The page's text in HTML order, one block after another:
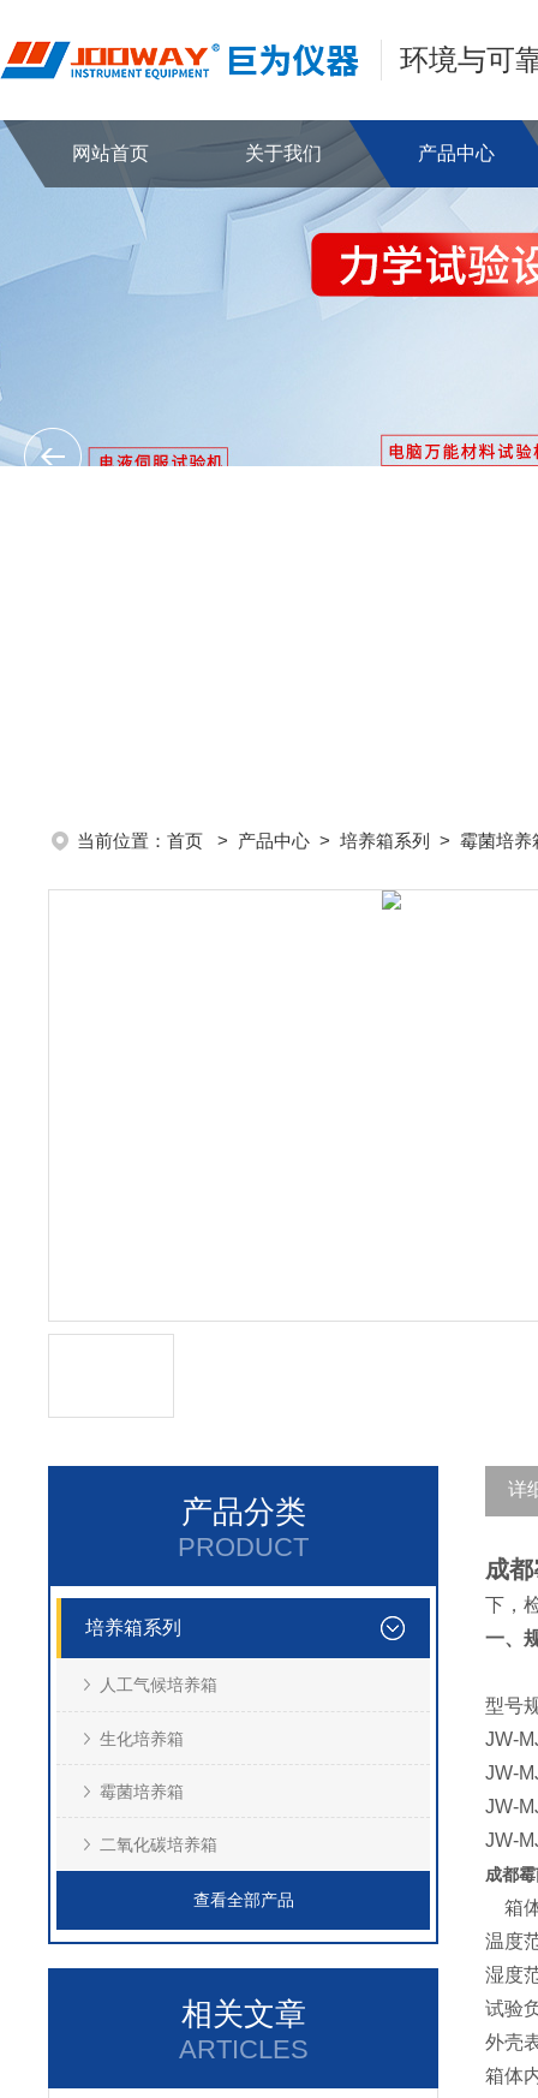
环境与可
网站首页 关于我们 产品中心
当前位置： 首页 > 产品中心 > 培养箱系列 > 霉菌培养
产品分类
PRODUCT
培养箱系列
人工气候培养箱
生化培养箱
霉菌培养箱
二氧化碳培养箱
查看全部产品
相关文章
ARTICLES
详
成
下，
一、
型号
JW-
JW-
JW-
JW-
成都
箱
温度
湿度
试验
外壳
箱体